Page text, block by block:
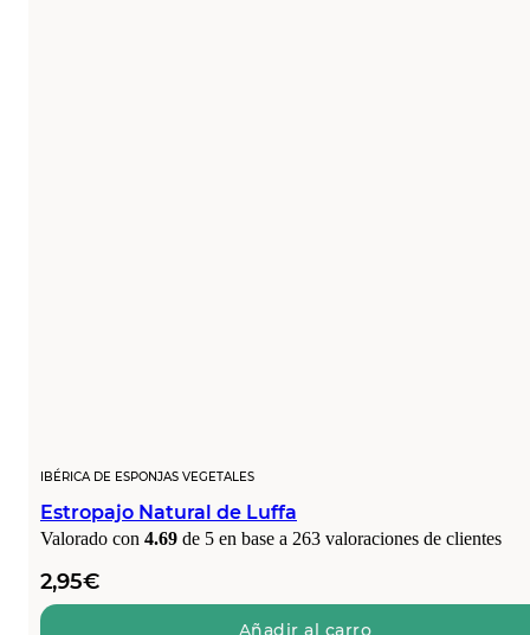
IBÉRICA DE ESPONJAS VEGETALES
Estropajo Natural de Luffa
Valorado con 4.69 de 5 en base a 263 valoraciones de clientes
2,95€
Añadir al carro